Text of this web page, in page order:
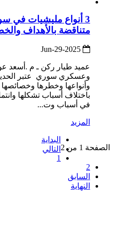
3 أنواع مليشيات في
متناقضة بالأهداف
عميد طيار ركن ـ م .أسعد
وعسكري سوري عتبر
وأنواعها وخطرها وخصائصها
باختلاف أسباب تشكلها
في أسباب وت...
المزيد
الصفحة 1 من 2
البداية
التالي
1
2
السابق
النهاية